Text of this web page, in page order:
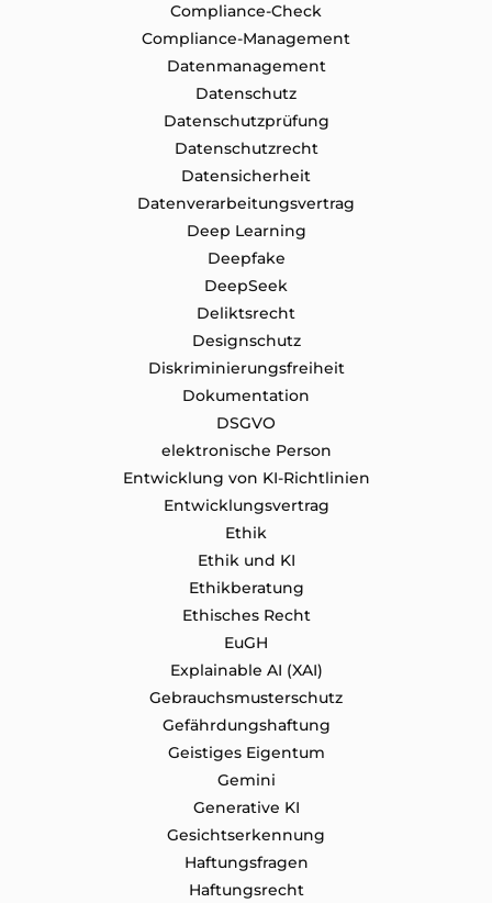
Compliance-Check
Compliance-Management
Datenmanagement
Datenschutz
Datenschutzprüfung
Datenschutz​recht
Datensicherheit
Datenverarbeitungsvertrag
Deep Learning
Deepfake
DeepSeek
Deliktsrecht
Designschutz
Diskriminierungsfreiheit
Dokumentation
DSGVO
elektronische Person
Entwicklung von KI-Richtlinien
Entwicklungsvertrag
Ethik
Ethik und KI
Ethikberatung
Ethisches Recht
EuGH
Explainable AI (XAI)
Gebrauchsmusterschutz
Gefährdungshaftung
Geistiges Eigentum
Gemini
Generative KI
Gesichtserkennung
Haftungsfragen
Haftungsrecht